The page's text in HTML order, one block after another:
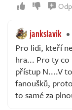
jankslavik
Pro lidi, kteří
hra... Pro ty co
přístup N....V
fanoušků,
to samé za